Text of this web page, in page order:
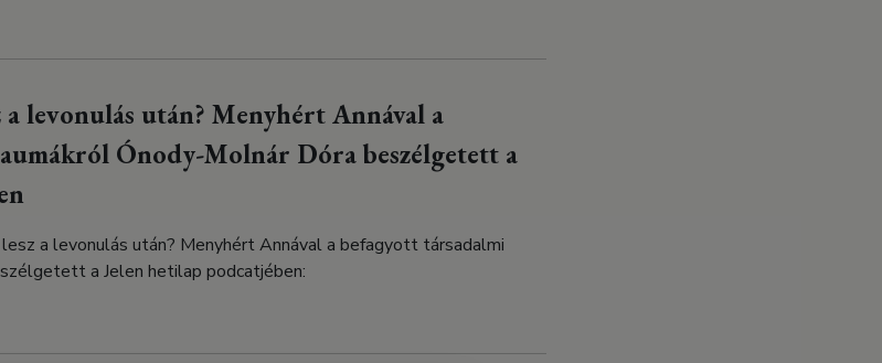
levonulás után? Menyhért Annával a
Ónody-Molnár Dóra beszélgetett a
a levonulás után? Menyhért Annával a befagyott társadalmi
a Jelen hetilap podcatjében: